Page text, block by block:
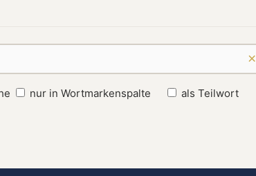
×
nur in Wortmarkenspalte als Teilwort